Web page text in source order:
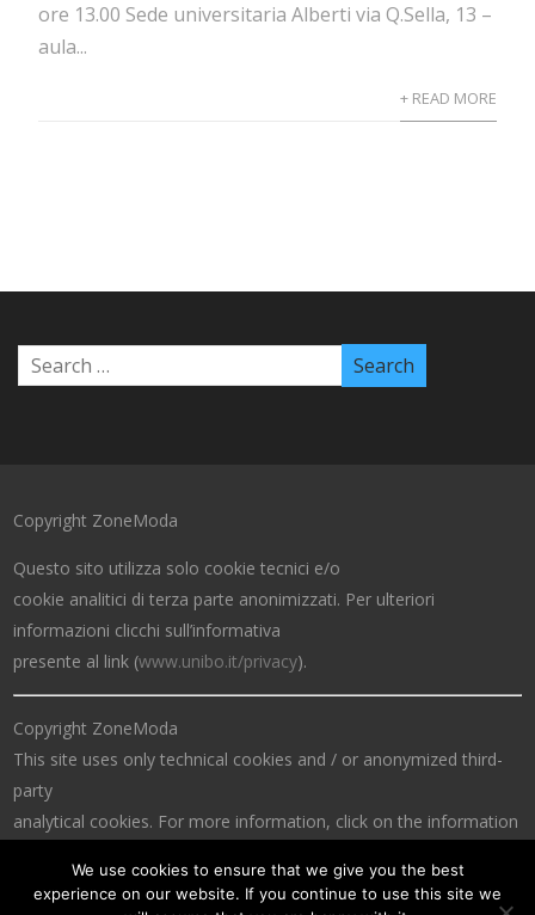
ore 13.00 Sede universitaria Alberti via Q.Sella, 13 –
aula...
+ READ MORE
Copyright ZoneModa
Questo sito utilizza solo cookie tecnici e/o
cookie analitici di terza parte anonimizzati. Per ulteriori
informazioni clicchi sull’informativa
presente al link (www.unibo.it/privacy).
Copyright ZoneModa
This site uses only technical cookies and / or anonymized third-
party
analytical cookies. For more information, click on the information
We use cookies to ensure that we give you the best
experience on our website. If you continue to use this site we